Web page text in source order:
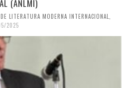
(ANLMI)
LITERATURA MODERNA INTERNACIONAL,
2025